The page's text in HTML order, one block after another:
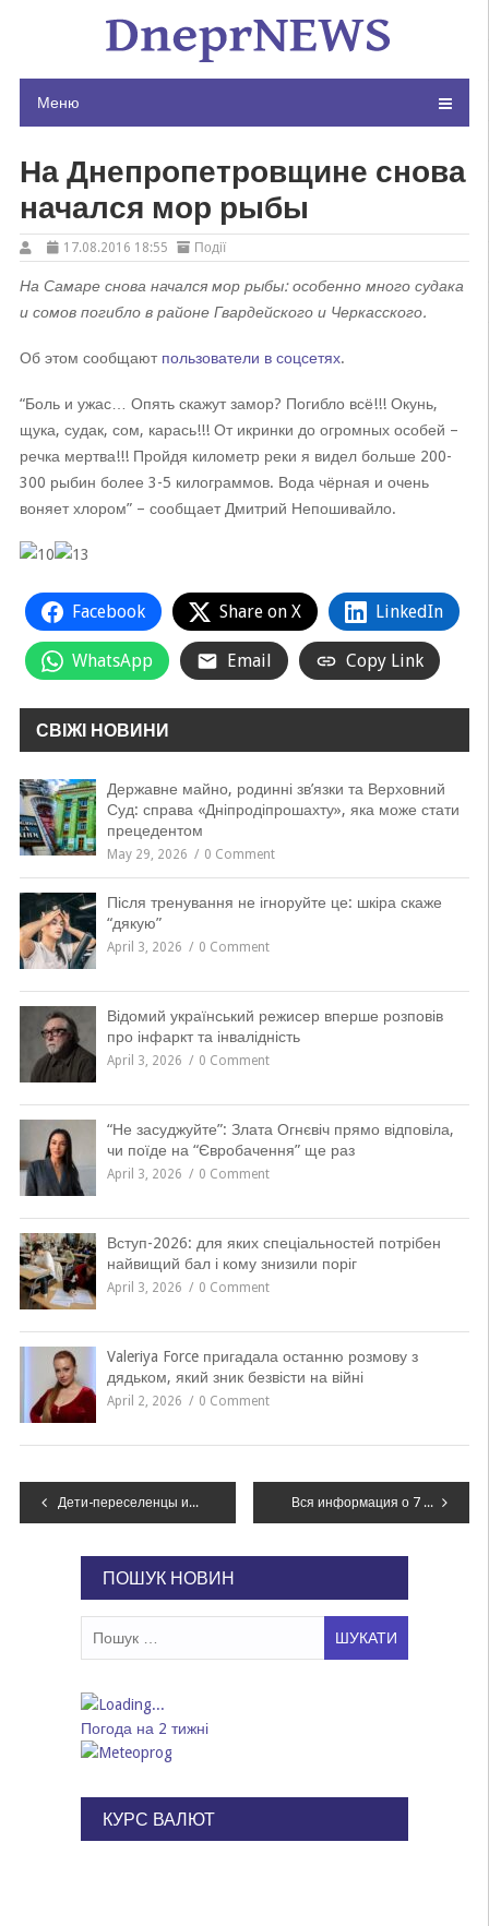
Меню
На Днепропетровщине снова
начался мор рыбы
17.08.2016 18:55 Події
На Самаре снова начался мор рыбы: особенно много судака
и сомов погибло в районе Гвардейского и Черкасского.
Об этом сообщают пользователи в соцсетях.
“Боль и ужас… Опять скажут замор? Погибло всё!!! Окунь,
щука, судак, сом, карась!!! От икринки до огромных особей –
речка мертва!!! Пройдя километр реки я видел больше 200-
300 рыбин более 3-5 килограммов. Вода чёрная и очень
воняет хлором” – сообщает Дмитрий Непошивайло.
Facebook Share on X LinkedIn
WhatsApp Email Copy Link
СВІЖІ НОВИНИ
Державне майно, родинні зв’язки та Верховний
Суд: справа «Дніпродіпрошахту», яка може стати
прецедентом
May 29, 2026 0 Comment
Після тренування не ігноруйте це: шкіра скаже
“дякую”
April 3, 2026 0 Comment
Відомий український режисер вперше розповів
про інфаркт та інвалідність
April 3, 2026 0 Comment
“Не засуджуйте”: Злата Огнєвіч прямо відповіла,
чи поїде на “Євробачення” ще раз
April 3, 2026 0 Comment
Вступ-2026: для яких спеціальностей потрібен
найвищий бал і кому знизили поріг
April 3, 2026 0 Comment
Valeriya Force пригадала останню розмову з
дядьком, який зник безвісти на війні
April 2, 2026 0 Comment
Навігація
Дети-переселенцы из Днепра целый год будут учиться в Литве Вся информация о 7 тысячах коммунальных дорог Днепропетровщины теперь онлайн
ПОШУК НОВИН
Погода на 2 тижні
КУРС ВАЛЮТ